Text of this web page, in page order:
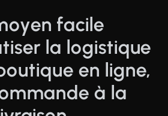
facile
la logistique
en ligne,
à la